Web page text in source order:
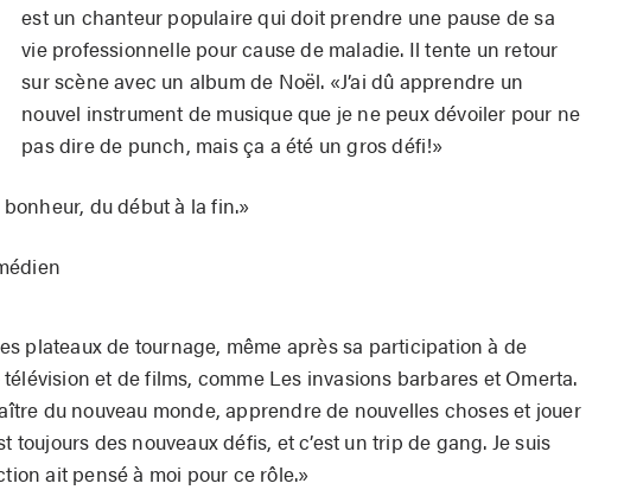
est un chanteur populaire qui doit prendre une pause de sa
vie professionnelle pour cause de maladie. Il tente un retour
sur scène avec un album de Noël. «J’ai dû apprendre un
nouvel instrument de musique que je ne peux dévoiler pour ne
pas dire de punch, mais ça a été un gros défi!»
du début à la fin.»
plateaux de tournage, même après sa participation à de
et de films, comme Les invasions barbares et Omerta.
du nouveau monde, apprendre de nouvelles choses et jouer
toujours des nouveaux défis, et c’est un trip de gang. Je suis
ait pensé à moi pour ce rôle.»